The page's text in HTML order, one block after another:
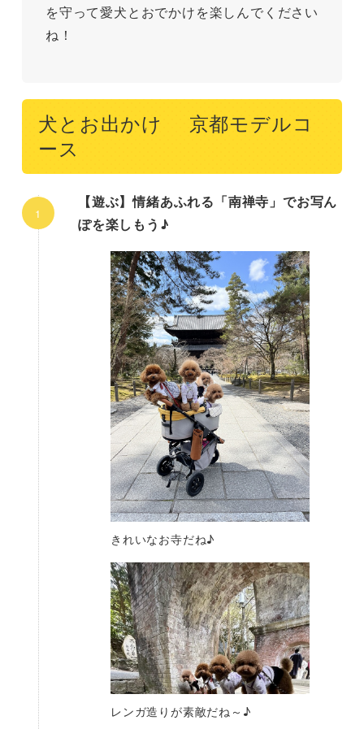
を守って愛犬とおでかけを楽しんでください
ね！
犬とお出かけ 京都モデルコ
ース
【遊ぶ】情緒あふれる「南禅寺」でお写ん
ぽを楽しもう♪
きれいなお寺だね♪
レンガ造りが素敵だね～♪